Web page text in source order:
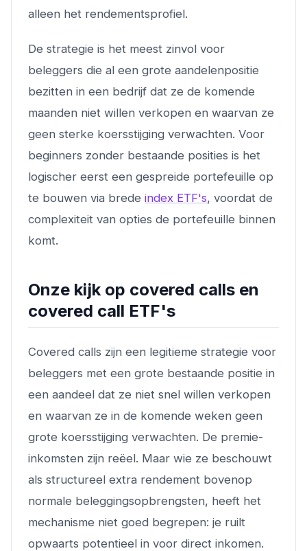
alleen het rendementsprofiel.
De strategie is het meest zinvol voor
beleggers die al een grote aandelenpositie
bezitten in een bedrijf dat ze de komende
maanden niet willen verkopen en waarvan ze
geen sterke koersstijging verwachten. Voor
beginners zonder bestaande posities is het
logischer eerst een gespreide portefeuille op
te bouwen via brede index ETF's, voordat de
complexiteit van opties de portefeuille binnen
komt.
Onze kijk op covered calls en
covered call ETF's
Covered calls zijn een legitieme strategie voor
beleggers met een grote bestaande positie in
een aandeel dat ze niet snel willen verkopen
en waarvan ze in de komende weken geen
grote koersstijging verwachten. De premie-
inkomsten zijn reëel. Maar wie ze beschouwt
als structureel extra rendement bovenop
normale beleggingsopbrengsten, heeft het
mechanisme niet goed begrepen: je ruilt
opwaarts potentieel in voor direct inkomen.